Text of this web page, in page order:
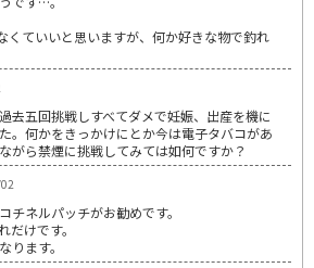
くていいと思いますが、何か好きな物で釣れ
去五回挑戦しすべてダメで妊娠、出産を機に
。何かをきっかけにとか今は電子タバコがあ
がら禁煙に挑戦してみては如何ですか？
チネルパッチがお勧めです。
だけです。
ります。